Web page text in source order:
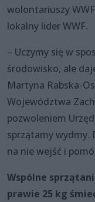
wolontariuszy
lokalny lider WWF.
– Uczymy się w
środowisko, ale
Martyna Rabska-
Województwa
pozwoleniem
sprzątamy wydmy.
na nie wejść i
Wspólne
prawie 25 kg